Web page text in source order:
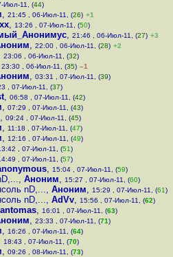
Июл-11, (44)
, 21:45 , 06-Июл-11, (26) +1
, 13:26 , 07-Июл-11, (50)
, 21:46 , 06-Июл-11, (27) +3
, 22:00 , 06-Июл-11, (28) +2
23:06 , 06-Июл-11, (32)
23:30 , 06-Июл-11, (35) –1
, 03:31 , 07-Июл-11, (39)
, 07-Июл-11, (37)
, 06:58 , 07-Июл-11, (42)
, 07:29 , 07-Июл-11, (43)
, 09:24 , 07-Июл-11, (45)
, 11:18 , 07-Июл-11, (47)
, 12:16 , 07-Июл-11, (49)
, 07-Июл-11, (51)
, 07-Июл-11, (57)
, 15:04 , 07-Июл-11, (59)
, Аноним, 15:27 , 07-Июл-11, (60)
nD,..., Аноним, 15:29 , 07-Июл-11, (61)
nD,..., AdVv, 15:56 , 07-Июл-11, (62)
, 16:01 , 07-Июл-11, (63)
, 23:33 , 07-Июл-11, (71)
, 16:26 , 07-Июл-11, (64)
18:43 , 07-Июл-11, (70)
, 09:26 , 08-Июл-11, (73)